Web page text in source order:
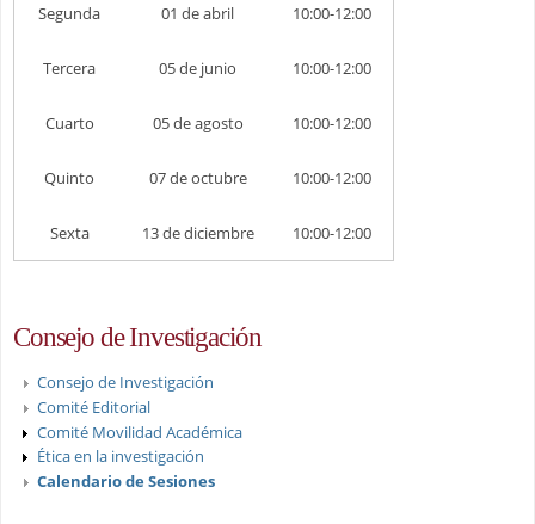
Segunda 01 de abril 10:00-12:00
Tercera 05 de junio 10:00-12:00
Cuarto 05 de agosto 10:00-12:00
Quinto 07 de octubre 10:00-12:00
Sexta 13 de diciembre 10:00-12:00
Consejo de Investigación
Consejo de Investigación
Comité Editorial
Comité Movilidad Académica
Ética en la investigación
Calendario de Sesiones